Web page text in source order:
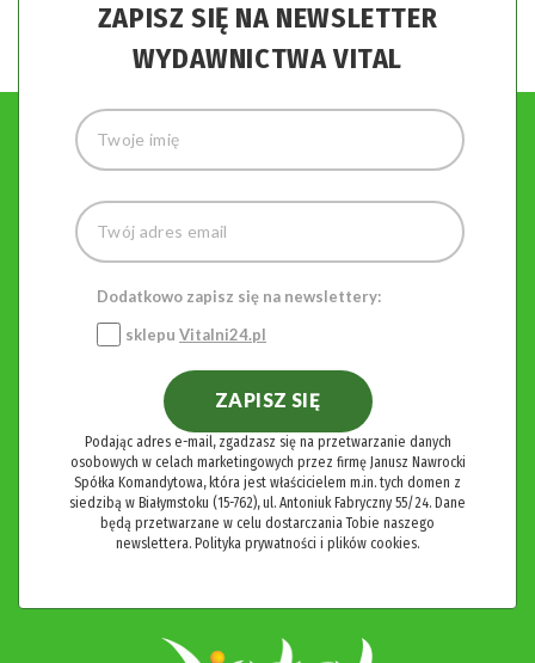
ZAPISZ SIĘ NA NEWSLETTER
WYDAWNICTWA VITAL
Dodatkowo zapisz się na newslettery:
sklepu Vitalni24.pl
ZAPISZ SIĘ
Podając adres e-mail, zgadzasz się na przetwarzanie danych
osobowych w celach marketingowych przez firmę Janusz Nawrocki
Spółka Komandytowa, która jest właścicielem m.in. tych domen z
siedzibą w Białymstoku (15-762), ul. Antoniuk Fabryczny 55/24. Dane
będą przetwarzane w celu dostarczania Tobie naszego
newslettera. Polityka prywatności i plików cookies.